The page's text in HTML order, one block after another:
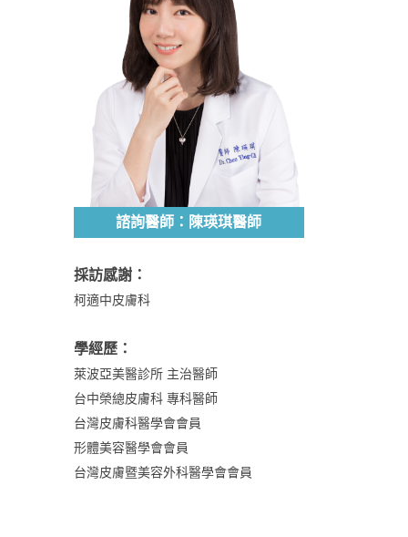
諮詢醫師：陳瑛琪醫師
採訪感謝：
柯適中皮膚科
學經歷：
萊波亞美醫診所 主治醫師
台中榮總皮膚科 專科醫師
台灣皮膚科醫學會會員
形體美容醫學會會員
台灣皮膚暨美容外科醫學會會員